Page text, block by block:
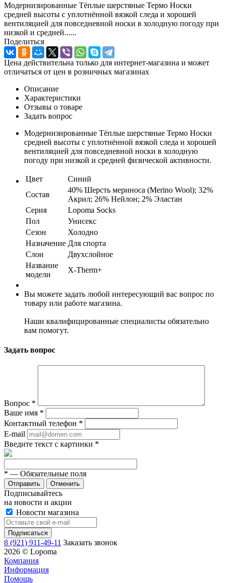
Модернизированные Тёплые шерстяные Термо Носки
средней высоты с уплотнённой вязкой следа и хорошей
вентиляцией для повседневной носки в холодную погоду при
низкой и средней......
Поделиться
Цена действительна только для интернет-магазина и может
отличаться от цен в розничных магазинах
Описание
Характеристики
Отзывы о товаре
Задать вопрос
Модернизированные Тёплые шерстяные Термо Носки
средней высоты с уплотнённой вязкой следа и хорошей
вентиляцией для повседневной носки в холодную
погоду при низкой и средней физической активности.
Цвет
Синий
Состав
40% Шерсть мериноса (Merino Wool); 32%
Акрил; 26% Нейлон; 2% Эластан
Серия
Lopoma Socks
Пол
Унисекс
Сезон
Холодно
Назначение Для спорта
Слои
Двухслойное
Название
модели
X-Therm+
Вы можете задать любой интересующий вас вопрос по
товару или работе магазина.
Наши квалифицированные специалисты обязательно
вам помогут.
Задать вопрос
Вопрос *
Ваше имя *
Контактный телефон *
E-mail
Введите текст с картинки *
* — Обязательные поля
Отменить
Подписывайтесь
на новости и акции
Новости магазина
8 (921) 911-49-11 Заказать звонок
2026 © Lopoma
Компания
Информация
Помощь